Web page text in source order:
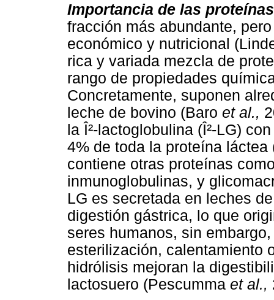
Importancia de las
fracción más abundante,
económico y nutricional
rica y variada mezcla de
rango de propiedades
Concretamente, suponen
leche de bovino (Baro et al.,
la Î²-lactoglobulina (Î²-LG)
4% de toda la proteína
contiene otras proteínas
inmunoglobulinas, y
LG es secretada en leches
digestión gástrica, lo que
seres humanos, sin
esterilización, calentamiento
hidrólisis mejoran la
lactosuero (Pescumma et al.,